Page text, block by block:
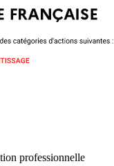
professionnelle